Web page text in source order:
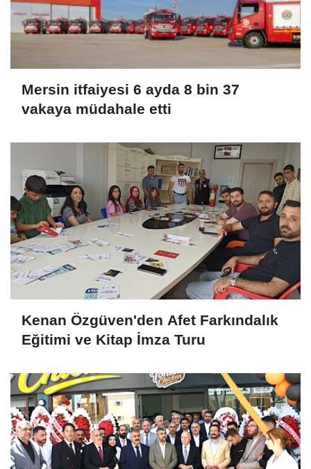
Mersin itfaiyesi 6 ayda 8 bin 37
vakaya müdahale etti
Kenan Özgüven'den Afet Farkındalık
Eğitimi ve Kitap İmza Turu